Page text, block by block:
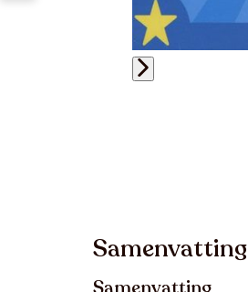
Samenvatting